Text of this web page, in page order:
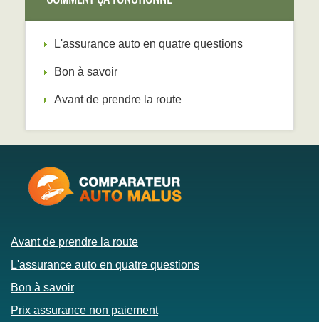
L'assurance auto en quatre questions
Bon à savoir
Avant de prendre la route
Avant de prendre la route
L'assurance auto en quatre questions
Bon à savoir
Prix assurance non paiement